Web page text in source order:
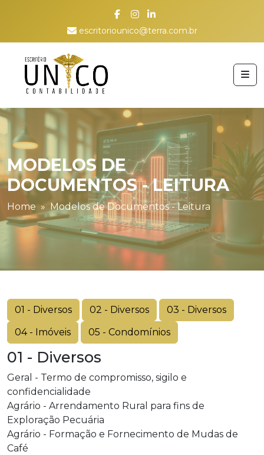
escritoriounico@terra.com.br
MODELOS DE
DOCUMENTOS - LEITURA
Home Modelos de Documentos - Leitura
01 - Diversos 02 - Diversos
03 - Diversos
04 - Imóveis
05 - Condomínios
01 - Diversos
Geral - Termo de compromisso, sigilo e
confidencialidade
Agrário - Arrendamento Rural para fins de
Exploração Pecuária
Agrário - Formação e Fornecimento de Mudas de
Café